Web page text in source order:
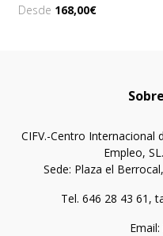
Desde 168,00€
CIFV.-Centro Internacional
Empleo,
Sede: Plaza el
Tel. 646 28 43 61,